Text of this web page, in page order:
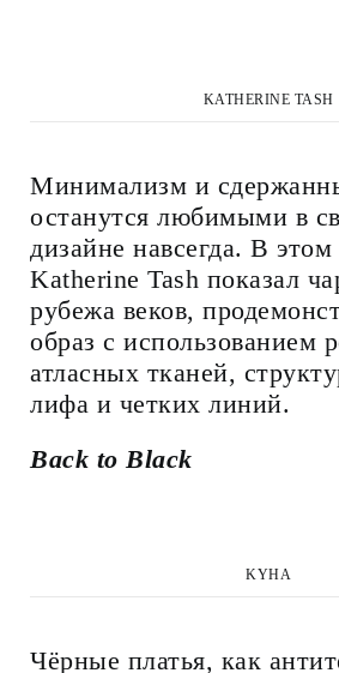
KATHERINE TASH
Минимализм и
останутся любимыми в
дизайне навсегда. В
Katherine Tash показал
рубежа веков,
образ с использованием
атласных тканей,
лифа и четких линий.
Back to Black
KYHA
Чёрные платья, как